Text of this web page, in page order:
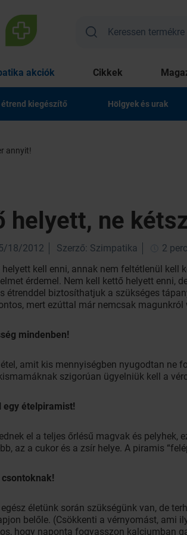
akciók Cikkek
kiegészítő Hölgyek és urak
annyit!
helyett, ne
18/2012 Szerző: Szimpatika
2 perc
kell enni, annak nem feltétlenül kell
érdemel. Nem kell kettő helyett enni,
étrenddel biztosíthatjuk a szükséges
mert ezúttal már nemcsak
mindenben!
amit kis mennyiségben nyugodtan ne
szigorúan ügyelniük kell a
egy ételpiramist!
el a teljes őrlésű magvak és pelyhek,
az a cukor és a zsír helye. A piramis
életünk során szükségünk van, de
belőle. (Csökkenti a vérnyomást, ami
hogy naponta fogyasszon kalciumban